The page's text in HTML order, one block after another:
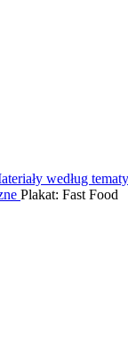
według
Plakat: Fast Food